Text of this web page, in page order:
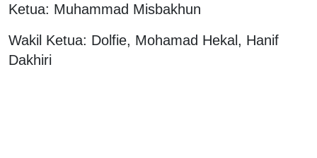
Ketua: Muhammad Misbakhun
Wakil Ketua: Dolfie, Mohamad Hekal, Hanif
Dakhiri